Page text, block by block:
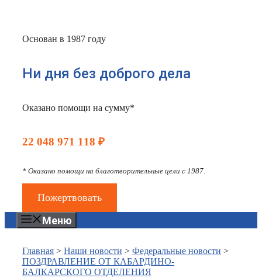
Основан в 1987 году
Ни дня без доброго дела
Оказано помощи на сумму*
22 048 971 118 ₽
* Оказано помощи на благотворительные цели с 1987.
Пожертвовать
Меню
Главная > Наши новости > Федеральные новости >
ПОЗДРАВЛЕНИЕ ОТ КАБАРДИНО-
БАЛКАРСКОГО ОТДЕЛЕНИЯ